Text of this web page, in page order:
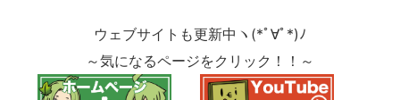
ウェブサイトも更新中ヽ(*ﾟ∀ﾟ*)ﾉ
～気になるページをクリック！！～